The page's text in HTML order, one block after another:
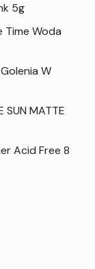
5g
Time Woda
W
SUN MATTE
Acid Free 8